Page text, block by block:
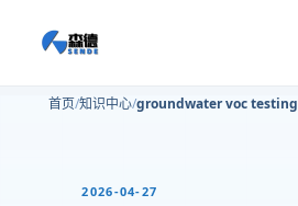
首页 知识中心 groundwater voc testing
2026-04-27